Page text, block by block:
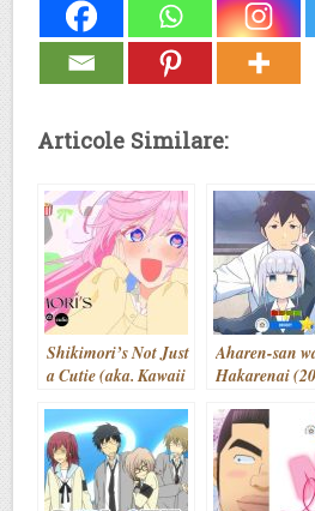
Articole Similare:
Shikimori’s Not Just
a Cutie (aka. Kawaii
Shikimori-san)
(2022)
Aharen-san
Hakarenai